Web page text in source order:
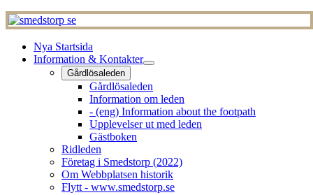
Nya Startsida
Information & Kontakter
Gårdlösaleden
Gårdlösaleden
Information om leden
- (eng) Information about the footpath
Upplevelser ut med leden
Gästboken
Ridleden
Företag i Smedstorp (2022)
Om Webbplatsen historik
Flytt - www.smedstorp.se